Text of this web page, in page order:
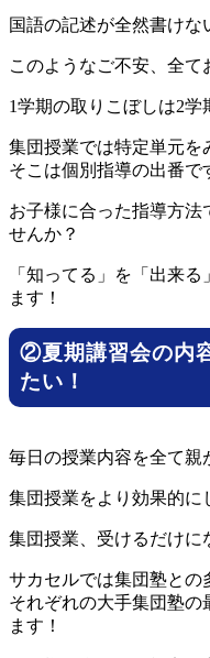
国語の記述が全然書け
このようなご不安、全て
1学期の取りこぼしは2学
集団授業では特定単元を
そこは個別指導の出番で
お子様に合った指導方法
せんか？
「知ってる」を「出来
ます！
②夏期講習会の内
たい！
毎日の授業内容を全て
集団授業をより効果的に
集団授業、受けるだけに
サカセルでは集団塾との
それぞれの大手集団塾の
ます！